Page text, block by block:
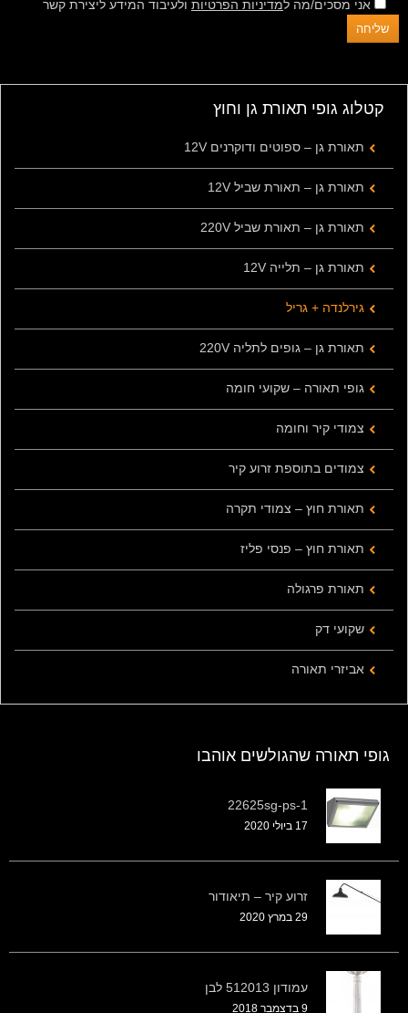
אני מסכים/מה למדיניות הפרטיות ולעיבוד המידע ליצירת קשר
קטלוג גופי תאורת גן וחוץ
תאורת גן – ספוטים ודוקרנים 12V
תאורת גן – תאורת שביל 12V
תאורת גן – תאורת שביל 220V
תאורת גן – תלייה 12V
גירלנדה + גריל
תאורת גן – גופים לתליה 220V
גופי תאורה – שקועי חומה
צמודי קיר וחומה
צמודים בתוספת זרוע קיר
תאורת חוץ – צמודי תקרה
תאורת חוץ – פנסי פליז
תאורת פרגולה
שקועי דק
אביזרי תאורה
גופי תאורה שהגולשים אוהבו
22625sg-ps-1
17 ביולי 2020
זרוע קיר – תיאודור
29 במרץ 2020
עמודון 512013 לבן
9 בדצמבר 2018